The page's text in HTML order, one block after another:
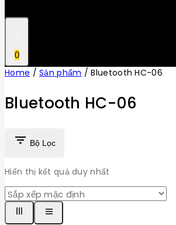
0
Home / Sản phẩm / Bluetooth HC-06
Bluetooth HC-06
Bộ Lọc
Hiển thị kết quả duy nhất